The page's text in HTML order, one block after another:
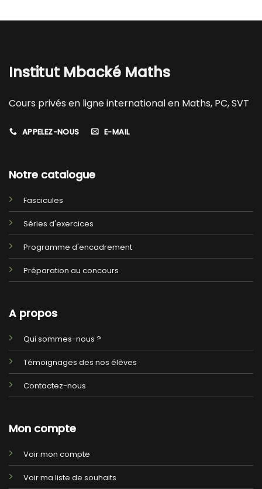
Institut Mbacké Maths
Cours privés en ligne international en Maths, PC, SVT
APPELEZ-NOUS E-MAIL
Notre catalogue
Fascicules
Séries d'exercices
Programme d'encadrement
Préparation au concours
A propos
Qui sommes-nous ?
Témoignages des nos élèves
Contactez-nous
Mon compte
Voir mon compte
Voir ma liste de souhaits